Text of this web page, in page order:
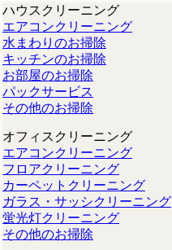
ハウスクリーニング
エアコンクリーニング
水まわりのお掃除
キッチンのお掃除
お部屋のお掃除
パックサービス
その他のお掃除
オフィスクリーニング
エアコンクリーニング
フロアクリーニング
カーペットクリーニング
ガラス・サッシクリーニング
蛍光灯クリーニング
その他のお掃除